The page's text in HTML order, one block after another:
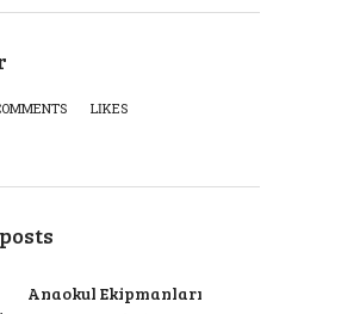
LIKES
Anaokul Ekipmanları